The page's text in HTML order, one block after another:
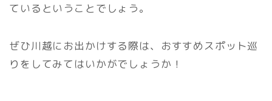
ているということでしょう。
ぜひ川越にお出かけする際は、おすすめスポット巡
りをしてみてはいかがでしょうか！